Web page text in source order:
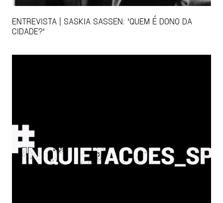
ENTREVISTA | SASKIA SASSEN: 'QUEM É DONO DA
CIDADE?'